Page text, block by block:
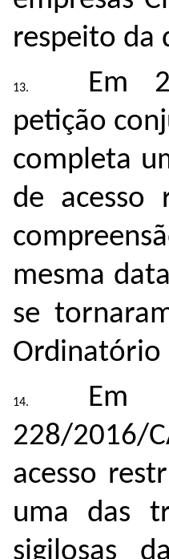
respeito da
Em
petição
completa
de acesso
mesma
se
Ordinatório
Em
228/2016/
acesso
uma das
sigilosas